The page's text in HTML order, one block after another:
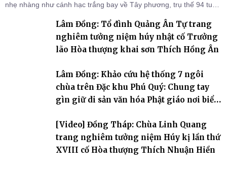
nhẹ nhàng như cánh hạc trắng bay về Tây phương, trụ thế 94 tuổi
Lâm Đồng: Tổ đình Quảng Ân Tự trang
nghiêm tưởng niệm húy nhật cố Trưởng
lão Hòa thượng khai sơn Thích Hồng Ân
Lâm Đồng: Khảo cứu hệ thống 7 ngôi
chùa trên Đặc khu Phú Quý: Chung tay
gìn giữ di sản văn hóa Phật giáo nơi biển
[Video] Đồng Tháp: Chùa Linh Quang
trang nghiêm tưởng niệm Húy kị lần thứ
XVIII cố Hòa thượng Thích Nhuận Hiền